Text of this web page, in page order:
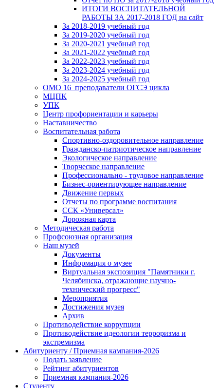
ИТОГИ ВОСПИТАТЕЛЬНОЙ
РАБОТЫ ЗА 2017-2018 ГОД на сайт
За 2018-2019 учебный год
За 2019-2020 учебный год
За 2020-2021 учебный год
За 2021-2022 учебный год
За 2022-2023 учебный год
За 2023-2024 учебный год
За 2024-2025 учебный год
ОМО 16_преподаватели ОГСЭ цикла
МЦПК
УПК
Центр профориентации и карьеры
Наставничество
Воспитательная работа
Спортивно-оздоровительное направление
Гражданско-патриотическое направление
Экологическое направление
Творческое направление
Профессионально - трудовое направление
Бизнес-ориентирующее направление
Движение первых
Отчеты по программе воспитания
ССК «Универсал»
Дорожная карта
Методическая работа
Профсоюзная организация
Наш музей
Документы
Информация о музее
Виртуальная экспозиция "Памятники г.
Челябинска, отражающие научно-
технический прогресс"
Мероприятия
Достижения музея
Архив
Противодействие коррупции
Противодействие идеологии терроризма и
экстремизма
Абитуриенту / Приемная кампания-2026
Подать заявление
Рейтинг абитуриентов
Приемная кампания-2026
Студенту